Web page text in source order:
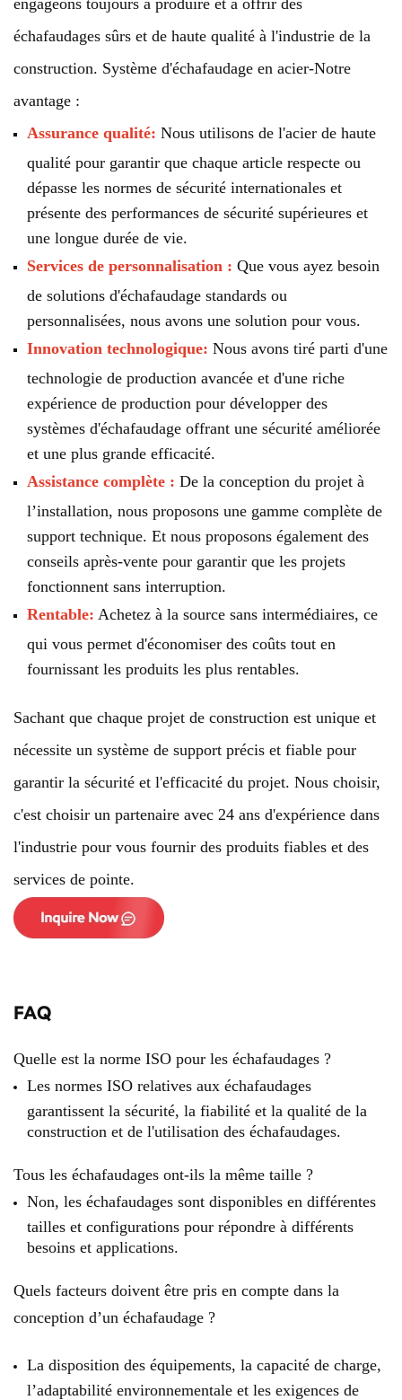
échafaudages sûrs et de haute qualité à l'industrie de la
construction. Système d'échafaudage en acier-Notre
avantage :
Assurance qualité: Nous utilisons de l'acier de haute
qualité pour garantir que chaque article respecte ou
dépasse les normes de sécurité internationales et
présente des performances de sécurité supérieures et
une longue durée de vie.
Services de personnalisation : Que vous ayez besoin
de solutions d'échafaudage standards ou
personnalisées, nous avons une solution pour vous.
Innovation technologique: Nous avons tiré parti d'une
technologie de production avancée et d'une riche
expérience de production pour développer des
systèmes d'échafaudage offrant une sécurité améliorée
et une plus grande efficacité.
Assistance complète : De la conception du projet à
l’installation, nous proposons une gamme complète de
support technique. Et nous proposons également des
conseils après-vente pour garantir que les projets
fonctionnent sans interruption.
Rentable: Achetez à la source sans intermédiaires, ce
qui vous permet d'économiser des coûts tout en
fournissant les produits les plus rentables.
Sachant que chaque projet de construction est unique et
nécessite un système de support précis et fiable pour
garantir la sécurité et l'efficacité du projet. Nous choisir,
c'est choisir un partenaire avec 24 ans d'expérience dans
l'industrie pour vous fournir des produits fiables et des
services de pointe.
FAQ
Quelle est la norme ISO pour les échafaudages ?
Les normes ISO relatives aux échafaudages
garantissent la sécurité, la fiabilité et la qualité de la
construction et de l'utilisation des échafaudages.
Tous les échafaudages ont-ils la même taille ?
Non, les échafaudages sont disponibles en différentes
tailles et configurations pour répondre à différents
besoins et applications.
Quels facteurs doivent être pris en compte dans la
conception d’un échafaudage ?
La disposition des équipements, la capacité de charge,
l’adaptabilité environnementale et les exigences de